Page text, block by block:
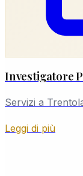
Investigatore
Servizi a
Leggi di più